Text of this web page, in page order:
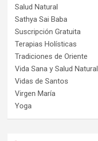
Salud Natural
Sathya Sai Baba
Suscripción Gratuita
Terapias Holísticas
Tradiciones de Oriente
Vida Sana y Salud Natural
Vidas de Santos
Virgen María
Yoga